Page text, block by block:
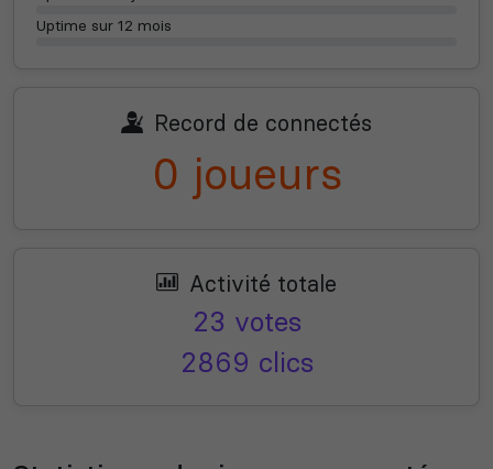
Uptime sur 12 mois
Record de connectés
0 joueurs
Activité totale
23 votes
2869 clics